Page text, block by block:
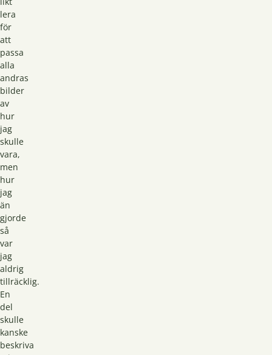
lera
för
att
passa
alla
andras
bilder
av
hur
jag
skulle
vara,
men
hur
jag
än
gjorde
så
var
jag
aldrig
tillräcklig.
En
del
skulle
kanske
beskriva